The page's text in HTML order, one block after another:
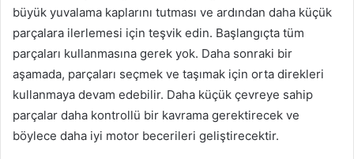
büyük yuvalama kaplarını tutması ve ardından daha küçük
parçalara ilerlemesi için teşvik edin. Başlangıçta tüm
parçaları kullanmasına gerek yok. Daha sonraki bir
aşamada, parçaları seçmek ve taşımak için orta direkleri
kullanmaya devam edebilir. Daha küçük çevreye sahip
parçalar daha kontrollü bir kavrama gerektirecek ve
böylece daha iyi motor becerileri geliştirecektir.